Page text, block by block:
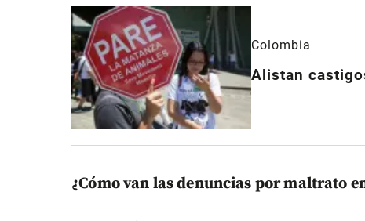
Colombia
Alistan
¿Cómo van las denuncias por maltrato